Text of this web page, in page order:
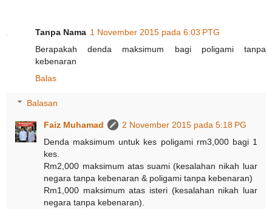
Tanpa Nama 1 November 2015 pada 6:03 PTG
Berapakah denda maksimum bagi poligami tanpa
kebenaran
Balas
Balasan
Faiz Muhamad
2 November 2015 pada 5:18 PG
Denda maksimum untuk kes poligami rm3,000 bagi 1
kes.
Rm2,000 maksimum atas suami (kesalahan nikah luar
negara tanpa kebenaran & poligami tanpa kebenaran)
Rm1,000 maksimum atas isteri (kesalahan nikah luar
negara tanpa kebenaran).